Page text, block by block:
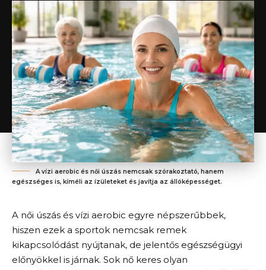
A vízi aerobic és női úszás nemcsak szórakoztató, hanem
egészséges is, kíméli az ízületeket és javítja az állóképességet.
A női úszás és vízi aerobic egyre népszerűbbek,
hiszen ezek a sportok nemcsak remek
kikapcsolódást nyújtanak, de jelentős egészségügyi
előnyökkel is járnak. Sok nő keres olyan